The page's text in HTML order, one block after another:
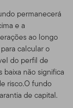
permanecerá
e a
ao longo
calcular o
do perfil de
não significa
risco.O fundo
de capital.